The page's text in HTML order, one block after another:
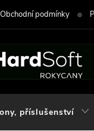
Obchodní podmínky
příslušenství